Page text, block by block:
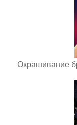
Окрашивание